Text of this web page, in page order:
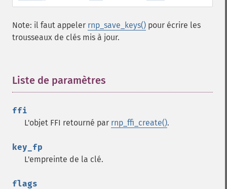
Note: il faut appeler rnp_save_keys() pour écrire les
trousseaux de clés mis à jour.
Liste de paramètres
ffi
L'objet FFI retourné par rnp_ffi_create().
key_fp
L'empreinte de la clé.
flags